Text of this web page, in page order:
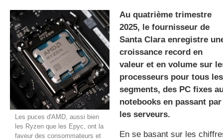
gratuite
Les puces d'AMD, aussi bien
les Ryzen que les Epyc, ont la
faveur des consommateurs et
Au quatrième trimestre
2025, le fournisseur de
Santa Clara enregistre
croissance record en
valeur et en volume sur
processeurs pour tous les
segments, des PC fixes
notebooks en passant par
les serveurs.
En se basant sur les